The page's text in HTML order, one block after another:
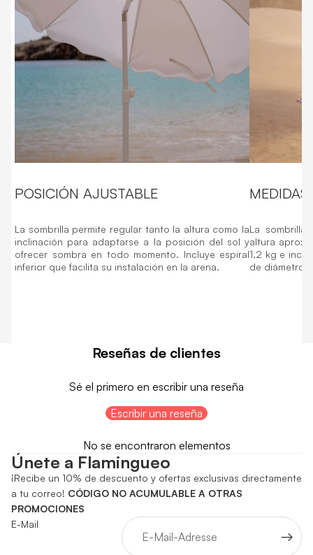
POSICIÓN AJUSTABLE
La sombrilla permite regular tanto la altura como la
inclinación para adaptarse a la posición del sol y
ofrecer sombra en todo momento. Incluye espiral
inferior que facilita su instalación en la arena.
MEDIDAS
La
altura
1,2 kg e
de diámetro
Reseñas de clientes
Sé el primero en escribir una reseña
Escribir una reseña
No se encontraron elementos
Únete a Flamingueo
¡Recibe un 10% de descuento y ofertas exclusivas directamente
a tu correo! CÓDIGO NO ACUMULABLE A OTRAS
PROMOCIONES
E-Mail